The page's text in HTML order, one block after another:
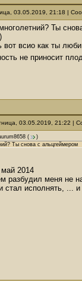
03.05.2019, 21:18 |
Ты
вот всио как ты
не приносит
03.05.2019, 21:22 |
(
)
Ты снова с альцгеймером
2014
разбудил меня не
стал исполнять, ...